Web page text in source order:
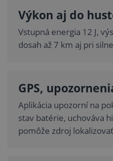
Výkon aj do
Vstupná energia 12 J,
dosah až 7 km aj pri
GPS,
Aplikácia upozorní na
stav batérie, uchováva
pomôže zdroj